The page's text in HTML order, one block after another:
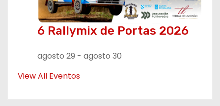
6 Rallymix de Portas 2026
agosto 29 - agosto 30
View All Eventos